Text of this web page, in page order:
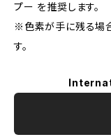
プー を推奨します。
※色素が手に残る場
す。